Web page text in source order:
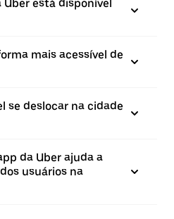
Uber está disponível
mais acessível de
se deslocar na cidade
da Uber ajuda a
usuários na